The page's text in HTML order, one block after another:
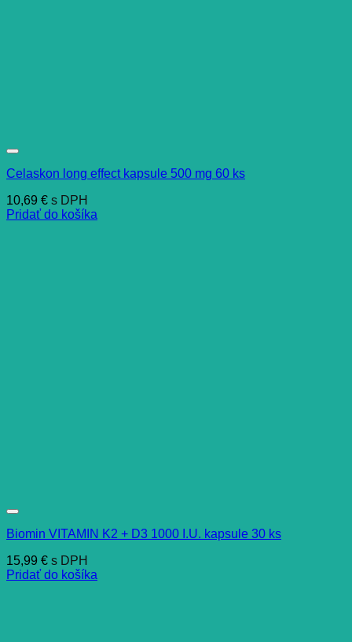
Celaskon long effect kapsule 500 mg 60 ks
10,69 € s DPH
Pridať do košíka
Biomin VITAMIN K2 + D3 1000 I.U. kapsule 30 ks
15,99 € s DPH
Pridať do košíka